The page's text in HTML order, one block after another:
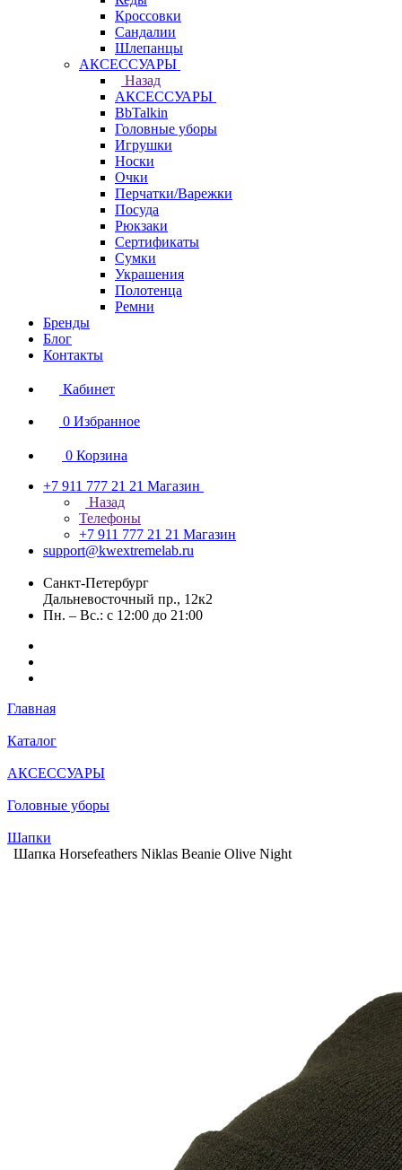
Кроссовки
Сандалии
Шлепанцы
АКСЕССУАРЫ
Назад
АКСЕССУАРЫ
BbTalkin
Головные уборы
Игрушки
Носки
Очки
Перчатки/Варежки
Посуда
Рюкзаки
Сертификаты
Сумки
Украшения
Полотенца
Ремни
Бренды
Блог
Контакты
Кабинет
0 Избранное
0 Корзина
+7 911 777 21 21 Магазин
Назад
Телефоны
+7 911 777 21 21 Магазин
support@kwextremelab.ru
Санкт-Петербург
Дальневосточный пр., 12к2
Пн. – Вс.: с 12:00 до 21:00
Главная
Каталог
АКСЕССУАРЫ
Головные уборы
Шапки
Шапка Horsefeathers Niklas Beanie Olive Night